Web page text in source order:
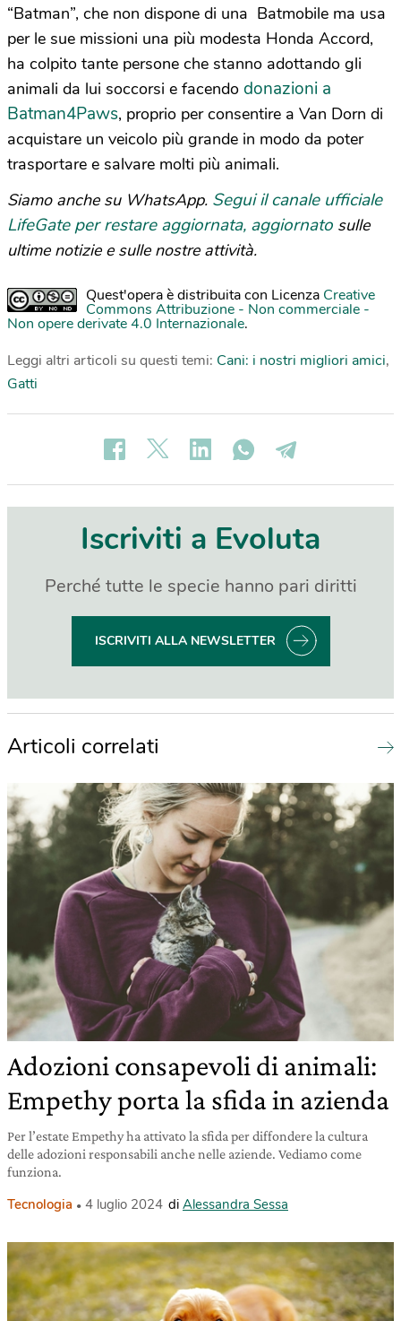
“Batman”, che non dispone di una Batmobile ma usa
per le sue missioni una più modesta Honda Accord,
ha colpito tante persone che stanno adottando gli
animali da lui soccorsi e facendo donazioni a
Batman4Paws, proprio per consentire a Van Dorn di
acquistare un veicolo più grande in modo da poter
trasportare e salvare molti più animali.
Siamo anche su WhatsApp. Segui il canale ufficiale
LifeGate per restare aggiornata, aggiornato sulle
ultime notizie e sulle nostre attività.
Quest'opera è distribuita con Licenza Creative
Commons Attribuzione - Non commerciale -
Non opere derivate 4.0 Internazionale.
Leggi altri articoli su questi temi: Cani: i nostri migliori amici,
Gatti
Iscriviti a Evoluta
Perché tutte le specie hanno pari diritti
ISCRIVITI ALLA NEWSLETTER
Articoli correlati
Adozioni consapevoli di animali:
Empethy porta la sfida in azienda
Per l’estate Empethy ha attivato la sfida per diffondere la cultura
delle adozioni responsabili anche nelle aziende. Vediamo come
funziona.
Tecnologia 4 luglio 2024 di Alessandra Sessa